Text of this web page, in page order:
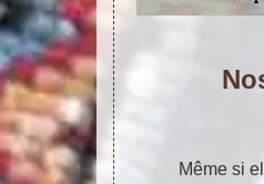
Même si